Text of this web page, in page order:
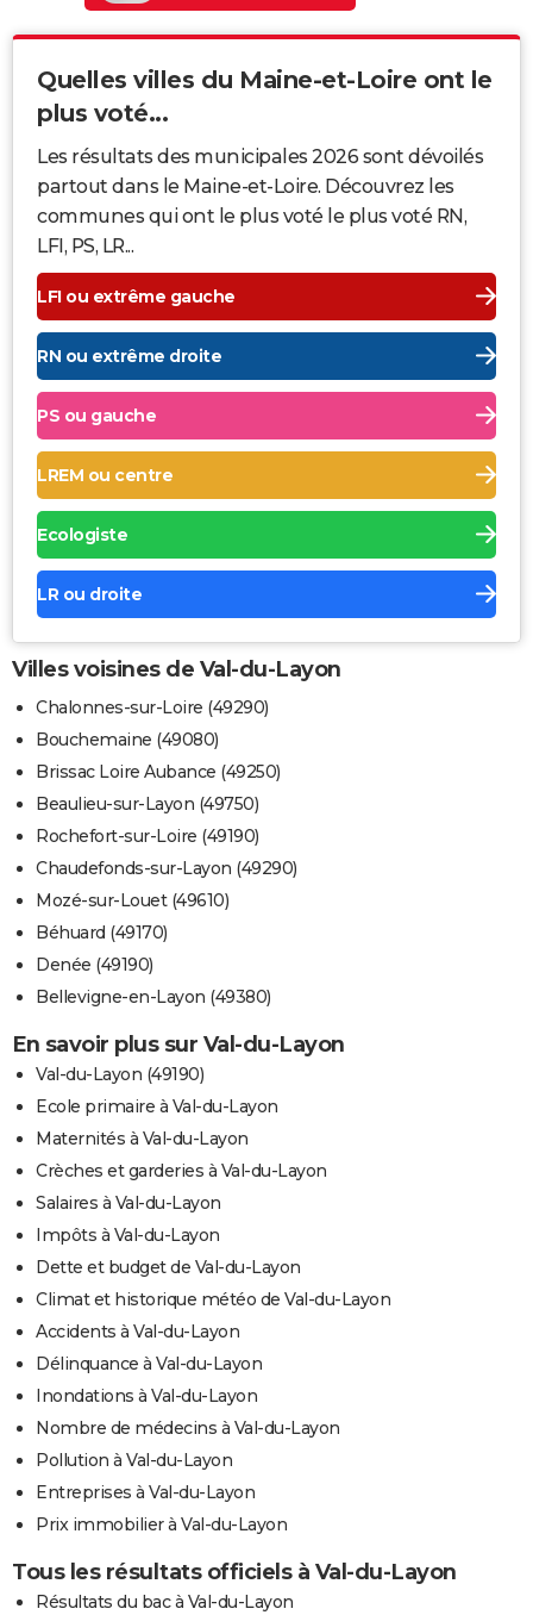
Quelles villes du Maine-et-Loire ont le
plus voté...
Les résultats des municipales 2026 sont dévoilés
partout dans le Maine-et-Loire. Découvrez les
communes qui ont le plus voté le plus voté RN,
LFI, PS, LR...
LFI ou extrême gauche
RN ou extrême droite
PS ou gauche
LREM ou centre
Ecologiste
LR ou droite
Villes voisines de Val-du-Layon
Chalonnes-sur-Loire (49290)
Bouchemaine (49080)
Brissac Loire Aubance (49250)
Beaulieu-sur-Layon (49750)
Rochefort-sur-Loire (49190)
Chaudefonds-sur-Layon (49290)
Mozé-sur-Louet (49610)
Béhuard (49170)
Denée (49190)
Bellevigne-en-Layon (49380)
En savoir plus sur Val-du-Layon
Val-du-Layon (49190)
Ecole primaire à Val-du-Layon
Maternités à Val-du-Layon
Crèches et garderies à Val-du-Layon
Salaires à Val-du-Layon
Impôts à Val-du-Layon
Dette et budget de Val-du-Layon
Climat et historique météo de Val-du-Layon
Accidents à Val-du-Layon
Délinquance à Val-du-Layon
Inondations à Val-du-Layon
Nombre de médecins à Val-du-Layon
Pollution à Val-du-Layon
Entreprises à Val-du-Layon
Prix immobilier à Val-du-Layon
Tous les résultats officiels à Val-du-Layon
Résultats du bac à Val-du-Layon